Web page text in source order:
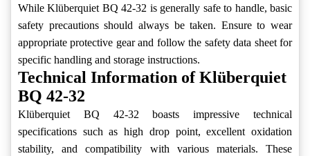
While Klüberquiet BQ 42-32 is generally safe to handle, basic
safety precautions should always be taken. Ensure to wear
appropriate protective gear and follow the safety data sheet for
specific handling and storage instructions.
Technical Information of Klüberquiet
BQ 42-32
Klüberquiet BQ 42-32 boasts impressive technical
specifications such as high drop point, excellent oxidation
stability, and compatibility with various materials. These